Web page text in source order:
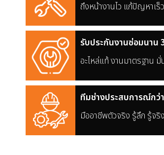
ถึงหน้างานไว แก้ปัญหาเร็ว
รับประกันงานซ่อมนาน
อะไหล่แท้ งานมาตรฐาน
ทีมช่างประสบการณ์กว่
มืออาชีพตัวจริง รู้ลึก รู้จริ